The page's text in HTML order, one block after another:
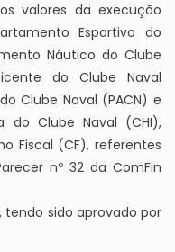
valores da execução
Esportivo do
Náutico do Clube
do Clube Naval
Clube Naval (PACN) e
do Clube Naval (CHI),
Fiscal (CF), referentes
nº 32 da ComFin
tendo sido aprovado por